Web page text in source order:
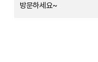
방문하세요~